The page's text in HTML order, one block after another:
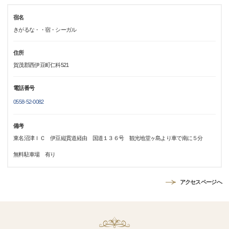
宿名
きがるな・・宿・シーガル
住所
賀茂郡西伊豆町仁科521
電話番号
0558-52-0082
備考
東名沼津ＩＣ 伊豆縦貫道経由 国道１３６号 観光地堂ヶ島より車で南に５分
無料駐車場 有り
アクセスページへ